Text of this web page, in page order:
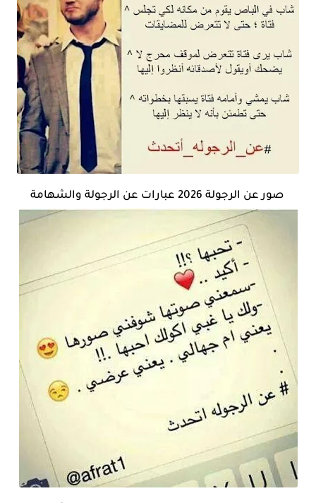
صور عن الرجولة 2026 عبارات عن الرجولة والشهامة